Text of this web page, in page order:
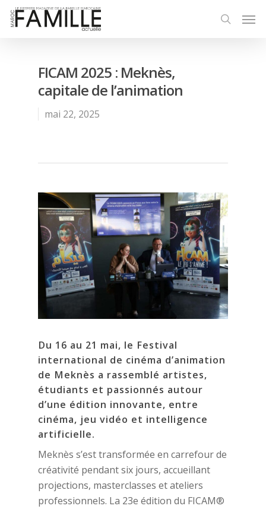
FICAM 2025 : Meknès,
capitale de l’animation
mai 22, 2025
Du 16 au 21 mai, le Festival
international de cinéma d’animation
de Meknès a rassemblé artistes,
étudiants et passionnés autour
d’une édition innovante, entre
cinéma, jeu vidéo et intelligence
artificielle.
Meknès s’est transformée en carrefour de
créativité pendant six jours, accueillant
projections, masterclasses et ateliers
professionnels. La 23e édition du FICAM®